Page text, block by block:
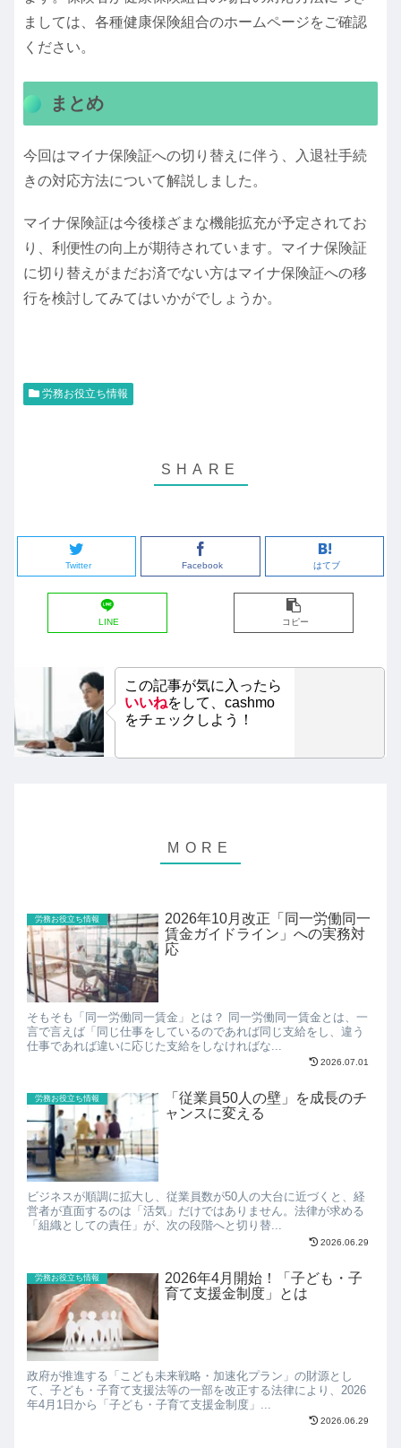
ましては、各種健康保険組合のホームページをご確認
ください。
まとめ
今回はマイナ保険証への切り替えに伴う、入退社手続
きの対応方法について解説しました。
マイナ保険証は今後様ざまな機能拡充が予定されてお
り、利便性の向上が期待されています。マイナ保険証
に切り替えがまだお済でない方はマイナ保険証への移
行を検討してみてはいかがでしょうか。
労務お役立ち情報
Twitter Facebook はてブ
LINE コピー
この記事が気に入ったら
いいねをして、cashmo
をチェックしよう！
労務お役立ち情報
2026年10月改正「同一労働同一
賃金ガイドライン」への実務対
応
そもそも「同一労働同一賃金」とは？ 同一労働同一賃金とは、一
言で言えば「同じ仕事をしているのであれば同じ支給をし、違う
仕事であれば違いに応じた支給をしなければな...
2026.07.01
労務お役立ち情報
「従業員50人の壁」を成長のチ
ャンスに変える
ビジネスが順調に拡大し、従業員数が50人の大台に近づくと、経
営者が直面するのは「活気」だけではありません。法律が求める
「組織としての責任」が、次の段階へと切り替...
2026.06.29
労務お役立ち情報
2026年4月開始！「子ども・子
育て支援金制度」とは
政府が推進する「こども未来戦略・加速化プラン」の財源とし
て、子ども・子育て支援法等の一部を改正する法律により、2026
年4月1日から「子ども・子育て支援金制度」...
2026.06.29